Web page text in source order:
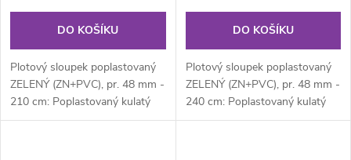
DO KOŠÍKU
Plotový sloupek poplastovaný
ZELENÝ (ZN+PVC), pr. 48 mm -
210 cm: Poplastovaný kulatý
plotový sloupek průměru 48
DO KOŠÍKU
Plotový sloupek poplastovaný
ZELENÝ (ZN+PVC), pr. 48 mm -
240 cm: Poplastovaný kulatý
plotový sloupek průměru 48